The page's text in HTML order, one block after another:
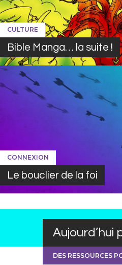
CULTURE
Bible Manga… la suite !
CONNEXION
Le bouclier de la foi
Aujourd’hui
DES RESSOURCES